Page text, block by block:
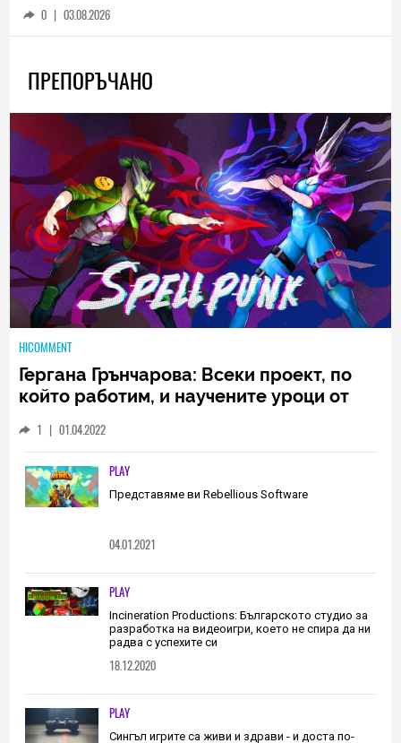
0 03.08.2026
ПРЕПОРЪЧАНО
HICOMMENT
Гергана Грънчарова: Всеки проект, по
който работим, и научените уроци от
трябва да извървим като екип
1 | 01.04.2022
PLAY
Представяме ви Rebellious Software
04.01.2021
PLAY
Incineration Productions: Българското студио за
разработка на видеоигри, което не спира да ни
радва с успехите си
18.12.2020
PLAY
Сингъл игрите са живи и здрави - и доста по-